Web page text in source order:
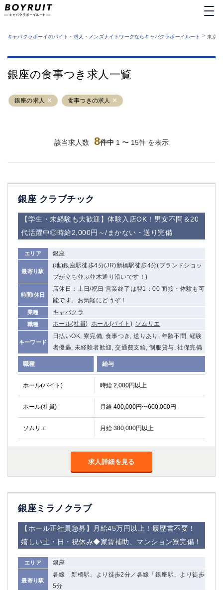
業種から探す
運営者情報
サイトマップ
キャバクラボーイのバイト・求人・メンズナイトワークならキャバクラボーイルート > 東京
銀座の食事つき求人一覧
銀座の求人 食事つきの求人
該当求人数 8件中 1 〜 15件 を表示
銀座 クラブチック
【学生・未経験も大歓迎】体験入店OK！男女不問＆20
代活躍中◎時給2,000円～/まかない・送り完備
エリア 銀座
最寄り駅
(地)銀座駅徒歩4分(JR)新橋駅徒歩4分(ブランドショッ
プが立ち並ぶ並木通り沿いです！)
時間/休日
店休日：土日/祝日 営業終了は翌1：00 面接・体験も可
能です。お気軽にどうぞ！
業種 キャバクラ
職種 ホール(社員) ホール(バイト) ソムリエ
キーワード
日払いOK, 寮完備, 食事つき, 送りあり, 年齢不問, 経験
者優遇, 未経験者歓迎, 交通費支給, 制服貸与, 社保完備
職種 給与
ホール(バイト) 時給 2,000円以上
ホール(社員) 月給 400,000円〜600,000円
ソムリエ 月給 380,000円以上
求人詳細を見る
銀座ミラノクラブ
【ホール正社員急募】月給45万円以上！履歴書不要！
嬉しい土・日・祝休み◆家賃補助、マンション寮完備！
エリア 銀座
最寄り駅
各線「新橋駅」より徒歩2分／各線「銀座駅」より徒歩
5分
六本木
池袋
吉祥寺
練馬
恵比寿
蒲田
①六本木 ②西麻布
大山
赤羽
品川
蒲田東口
立川（南口）
新宿
浜松町
西葛西
葛西
中目黒
ひばりヶ丘（北口）
吉祥寺（南口／公園口） 小作・羽村・福生エリア
自由が丘
吉祥寺（北口／東口）
錦糸町南口
下北沢・経堂
金町（北口）
成増駅徒歩3分の好立地！①JR埼京線「赤羽駅」から徒歩2分 ②東
三軒茶屋（南口）
①歌舞伎町 ②新宿 ③新宿三丁目 ④西
①歌舞伎町 ②新宿 ③西部新宿 ③東新宿
蒲田(西口)
清瀬（南口）
①東武練馬 ②成増・板橋 ③大山 ②池袋
池袋東口
大井町
下赤塚
竹ノ塚
三鷹
新小岩
祖師ヶ谷大蔵
小岩
久米川
市川
西麻布
五井
神奈川県